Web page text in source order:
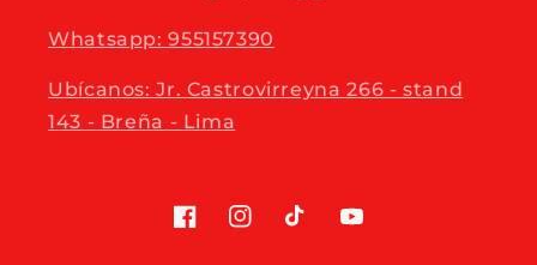
Whatsapp: 955157390
Ubícanos: Jr. Castrovirreyna 266 - stand
143 - Breña - Lima
FacebookInstagramTikTokYouTube